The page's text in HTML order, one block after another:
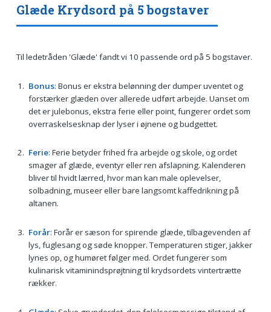
Glæde Krydsord på 5 bogstaver
Til ledetråden 'Glæde' fandt vi 10 passende ord på 5 bogstaver.
Bonus: Bonus er ekstra belønning der dumper uventet og
forstærker glæden over allerede udført arbejde. Uanset om
det er julebonus, ekstra ferie eller point, fungerer ordet som
overraskelsesknap der lyser i øjnene og budgettet.
Ferie: Ferie betyder frihed fra arbejde og skole, og ordet
smager af glæde, eventyr eller ren afslapning. Kalenderen
bliver til hvidt lærred, hvor man kan male oplevelser,
solbadning, museer eller bare langsomt kaffedrikning på
altanen.
Forår: Forår er sæson for spirende glæde, tilbagevenden af
lys, fuglesang og søde knopper. Temperaturen stiger, jakker
lynes op, og humøret følger med. Ordet fungerer som
kulinarisk vitaminindsprøjtning til krydsordets vintertrætte
rækker.